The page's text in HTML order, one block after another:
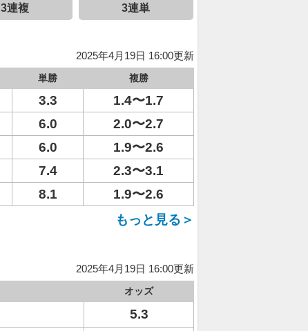
3連複 3連単
2025年4月19日 16:00更新
単勝 複勝
3.3
1.4〜1.7
6.0
2.0〜2.7
6.0
1.9〜2.6
7.4
2.3〜3.1
8.1
1.9〜2.6
もっと見る＞
2025年4月19日 16:00更新
オッズ
5.3